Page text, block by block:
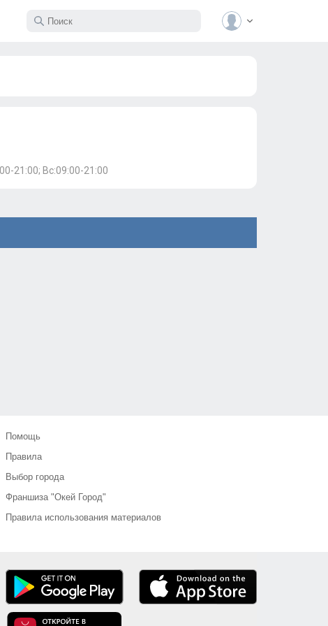
21:00; Вс:09:00-21:00
Помощь
Правила
Выбор города
Франшиза "Окей Город"
Правила использования материалов